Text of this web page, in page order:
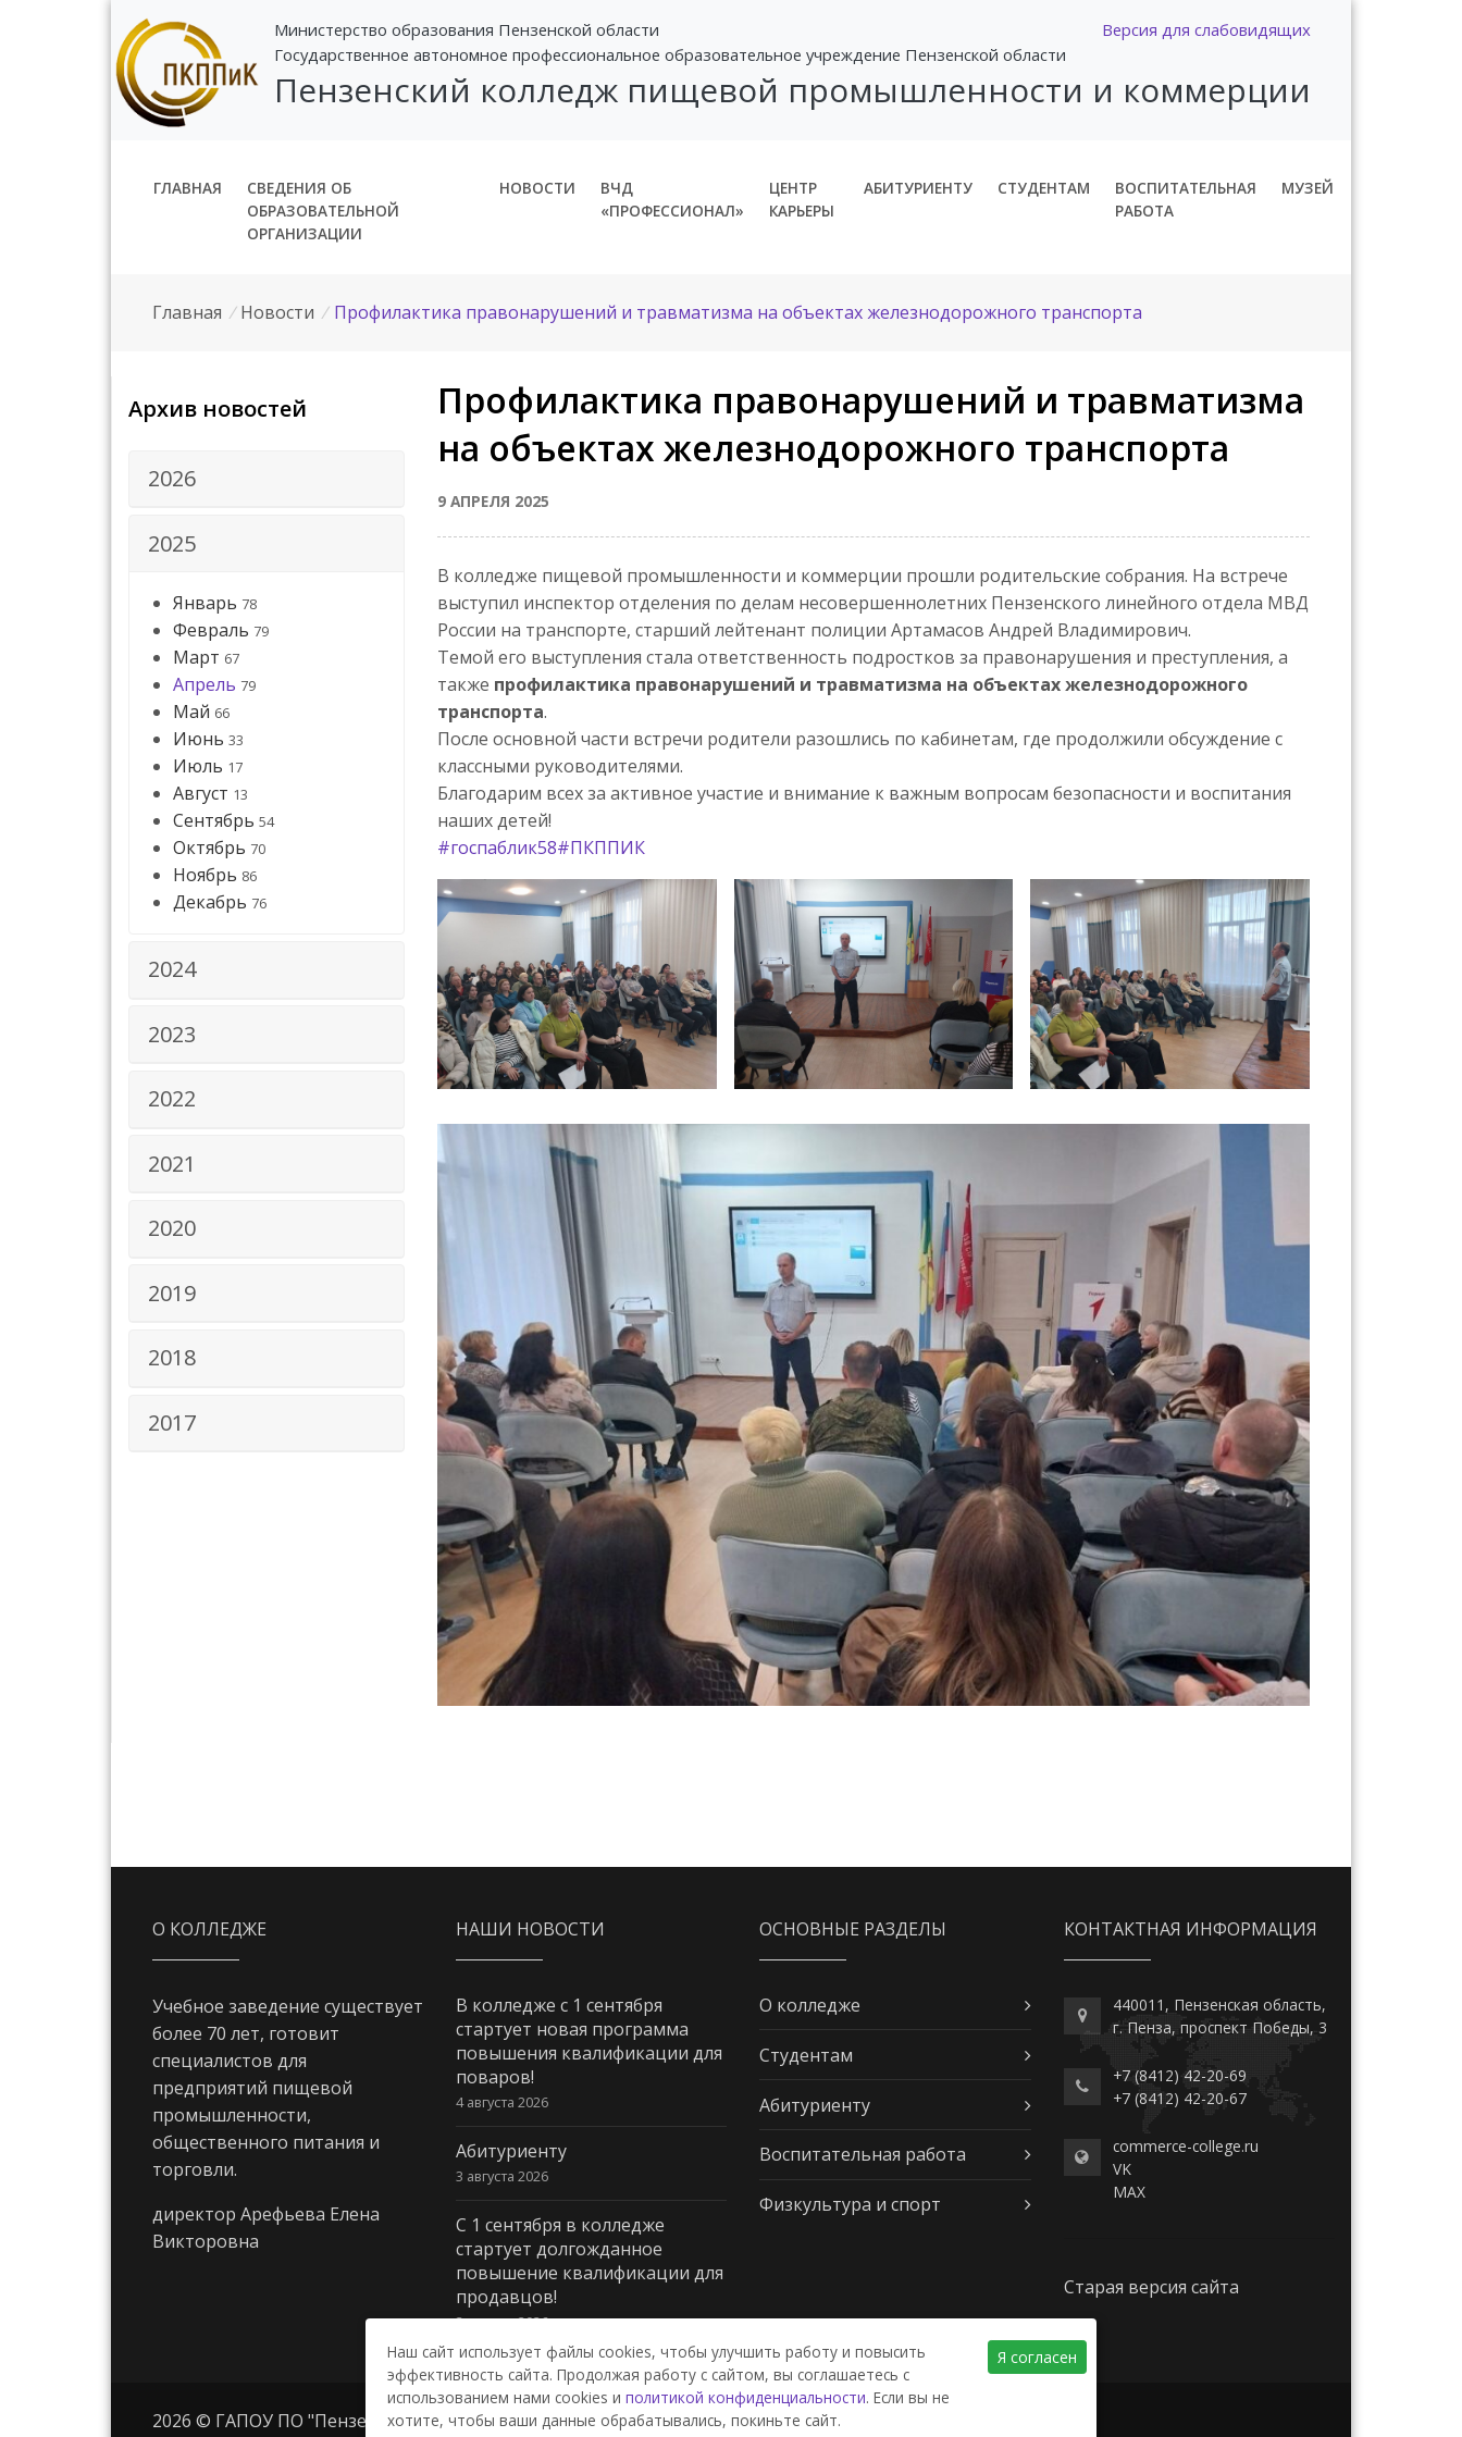
Версия для слабовидящих
Министерство образования Пензенской области
Государственное автономное профессиональное образовательное учреждение Пензенской области
Пензенский колледж пищевой промышленности и коммерции
ГЛАВНАЯ
СВЕДЕНИЯ ОБ
ОБРАЗОВАТЕЛЬНОЙ
ОРГАНИЗАЦИИ
НОВОСТИ
ВЧД
«ПРОФЕССИОНАЛ»
ЦЕНТР
КАРЬЕРЫ
АБИТУРИЕНТУ СТУДЕНТАМ
ВОСПИТАТЕЛЬНАЯ
РАБОТА
МУЗЕЙ
Главная / Новости / Профилактика правонарушений и травматизма на объектах железнодорожного транспорта
Архив новостей
2026
2025
Январь 78
Февраль 79
Март 67
Апрель 79
Май 66
Июнь 33
Июль 17
Август 13
Сентябрь 54
Октябрь 70
Ноябрь 86
Декабрь 76
2024
2023
2022
2021
2020
2019
2018
2017
Профилактика правонарушений и травматизма
на объектах железнодорожного транспорта
9 АПРЕЛЯ 2025
В колледже пищевой промышленности и коммерции прошли родительские собрания. На встрече
выступил инспектор отделения по делам несовершеннолетних Пензенского линейного отдела МВД
России на транспорте, старший лейтенант полиции Артамасов Андрей Владимирович.
Темой его выступления стала ответственность подростков за правонарушения и преступления, а
также профилактика правонарушений и травматизма на объектах железнодорожного
транспорта.
После основной части встречи родители разошлись по кабинетам, где продолжили обсуждение с
классными руководителями.
Благодарим всех за активное участие и внимание к важным вопросам безопасности и воспитания
наших детей!
#госпаблик58#ПКППИК
О КОЛЛЕДЖЕ
Учебное заведение существует
более 70 лет, готовит
специалистов для
предприятий пищевой
промышленности,
общественного питания и
торговли.
директор Арефьева Елена
Викторовна
НАШИ НОВОСТИ
В колледже с 1 сентября
стартует новая программа
повышения квалификации для
поваров!
4 августа 2026
Абитуриенту
3 августа 2026
С 1 сентября в колледже
стартует долгожданное
повышение квалификации для
продавцов!
3 августа 2026
ОСНОВНЫЕ РАЗДЕЛЫ
О колледже
Студентам
Абитуриенту
Воспитательная работа
Физкультура и спорт
КОНТАКТНАЯ ИНФОРМАЦИЯ
440011, Пензенская область,
г. Пенза, проспект Победы, 3
+7 (8412) 42-20-69
+7 (8412) 42-20-67
commerce-college.ru
VK
MAX
Старая версия сайта
2026 © ГАПОУ ПО "Пензенский колледж пищевой промышленности и
Наш сайт использует файлы cookies, чтобы улучшить работу и повысить
эффективность сайта. Продолжая работу с сайтом, вы соглашаетесь с
использованием нами cookies и политикой конфиденциальности. Если вы не
хотите, чтобы ваши данные обрабатывались, покиньте сайт.
Я согласен